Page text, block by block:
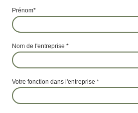
Prénom*
Nom de l'entreprise *
Votre fonction dans l'entreprise *